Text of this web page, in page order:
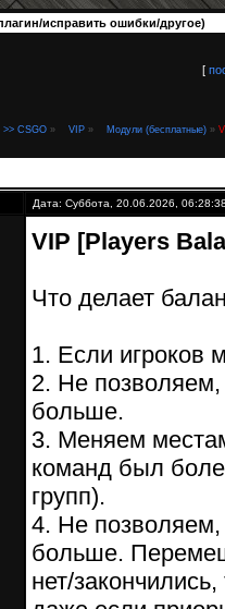
исправить ошибки/другое)
[
>> CSGO » VIP » Модули (бесплатные) »
Дата: Суббота, 20.06.2026,
VIP [Players
Что делает
1. Если игроков
2. Не
больше.
3. Меняем
команд был
групп).
4. Не
больше.
нет/